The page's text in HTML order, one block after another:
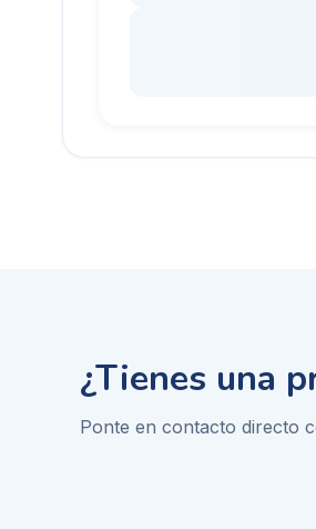
¿Tienes una
Ponte en contacto directo